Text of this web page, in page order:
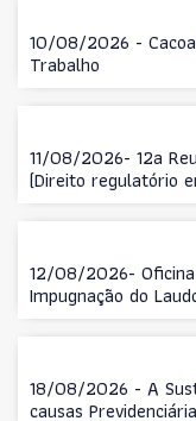
10/08/2026 -
Trabalho
11/08/2026- 12a
(Direito regulatório
12/08/2026- Oficina
Impugnação do
18/08/2026 - A
causas